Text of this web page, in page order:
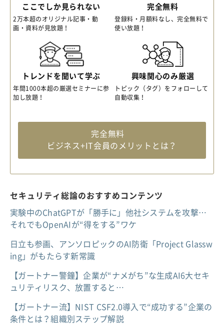
ここでしか見られない
2万本超のオリジナル記事・動
画・資料が見放題！
完全無料
登録料・月額料なし、完全無料で
使い放題！
トレンドを聞いて学ぶ
年間1000本超の厳選セミナーに参
加し放題！
興味関心のみ厳選
トピック（タグ）をフォローして
自動収集！
完全無料
ビジネス+IT会員のメリットとは？
セキュリティ総論のおすすめコンテンツ
実験中のChatGPTが「勝手に」他社システムを攻撃…
それでもOpenAIが“得をする”ワケ
日立も参画、アンソロピックのAI防衛「Project Glassw
ing」がもたらす新常識
【ガートナー警鐘】企業が“ナメがち”な生成AI6大セキ
ュリティリスク、放置すると…
【ガートナー流】NIST CSF2.0導入で“成功する”企業の
条件とは？組織別ステップ解説